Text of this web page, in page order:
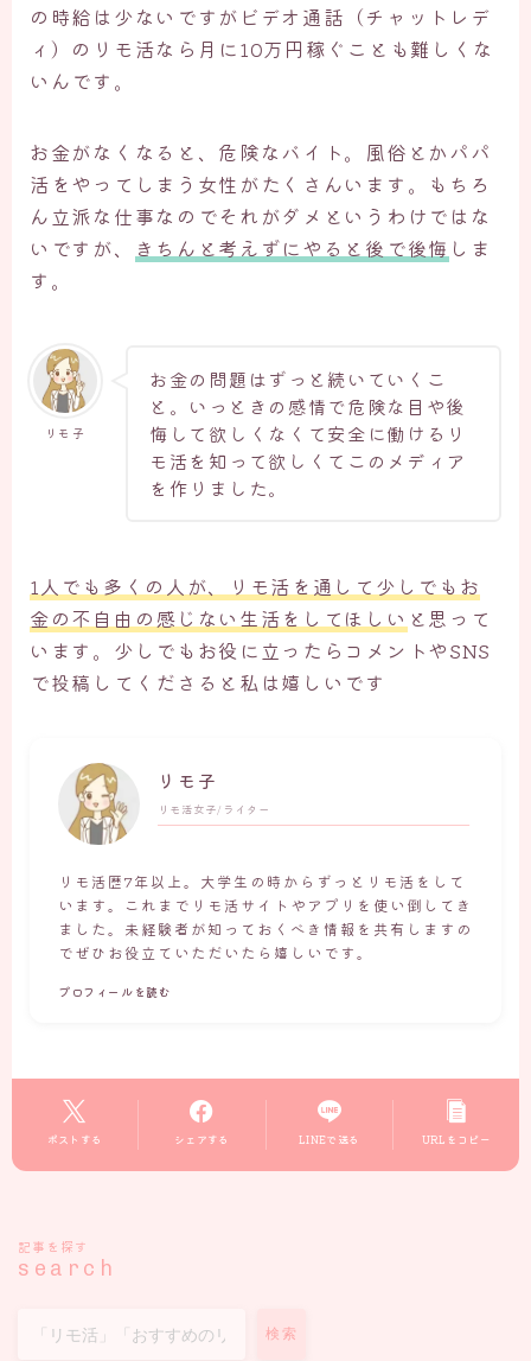
の時給は少ないですがビデオ通話（チャットレデ
ィ）のリモ活なら月に10万円稼ぐことも難しくな
いんです。
お金がなくなると、危険なバイト。風俗とかパパ
活をやってしまう女性がたくさんいます。もちろ
ん立派な仕事なのでそれがダメというわけではな
いですが、
きちんと考えずにやると後で後悔 しま
す。
リモ子
お金の問題はずっと続いていくこ
と。いっときの感情で危険な目や後
悔して欲しくなくて安全に働けるリ
モ活を知って欲しくてこのメディア
を作りました。
1人でも多くの人が、リモ活を通して少しでもお
金の不自由の感じない生活をしてほしい と思って
います。少しでもお役に立ったらコメントやSNS
で投稿してくださると私は嬉しいです
リモ子
リモ活女子/ライター
リモ活歴7年以上。大学生の時からずっとリモ活をして
います。これまでリモ活サイトやアプリを使い倒してき
ました。未経験者が知っておくべき情報を共有しますの
でぜひお役立ていただいたら嬉しいです。
プロフィールを読む
ポストする シェアする LINEで送る URLをコピー
記事を探す
search
検索